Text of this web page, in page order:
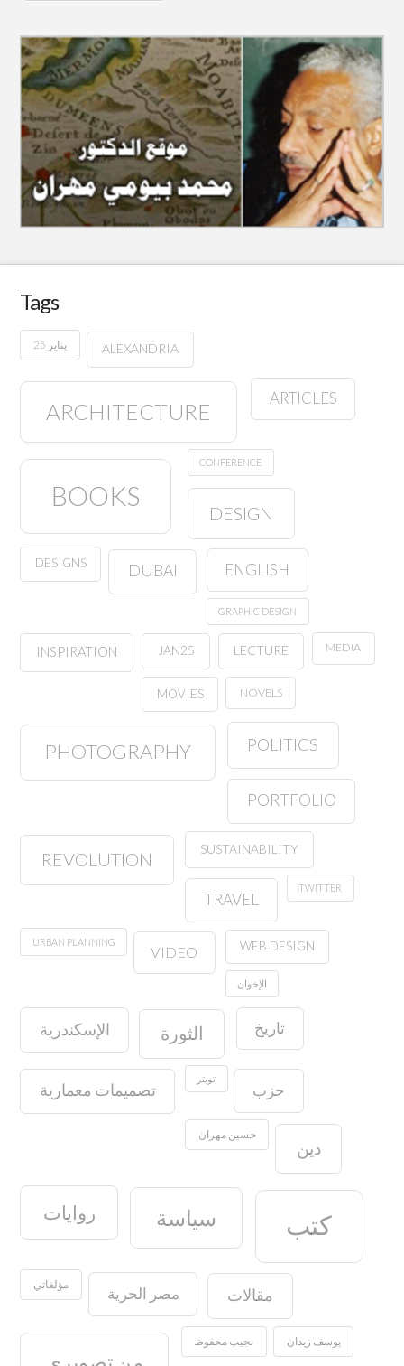
Tags
25 يناير ALEXANDRIA
ARCHITECTURE
ARTICLES
BOOKS
CONFERENCE
DESIGN
DESIGNS DUBAI ENGLISH
GRAPHIC DESIGN
INSPIRATION JAN25 LECTURE MEDIA
MOVIES NOVELS
PHOTOGRAPHY POLITICS
PORTFOLIO
REVOLUTION SUSTAINABILITY
TRAVEL
TWITTER
URBAN PLANNING
VIDEO WEB DESIGN
الإخوان
الإسكندرية الثورة تاريخ
تصميمات معمارية
تويتر
حزب
حسين مهران
دين
روايات سياسة كتب
مؤلفاتي مصر الحرية مقالات
نجيب محفوظ يوسف زيدان